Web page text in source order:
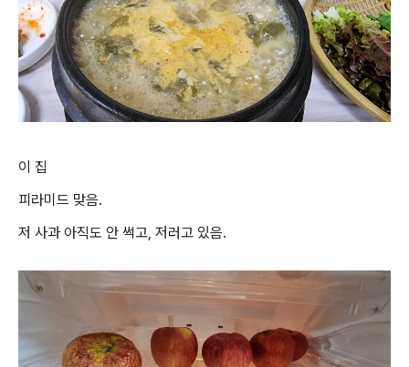
이 집
피라미드 맞음.
저 사과 아직도 안 썩고, 저러고 있음.